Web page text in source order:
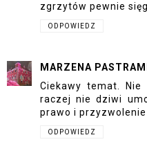
zgrzytów pewnie
ODPOWIEDZ
MARZENA PASTRAMI
Ciekawy temat. Nie
raczej nie dziwi
prawo i przyzwolenie
ODPOWIEDZ